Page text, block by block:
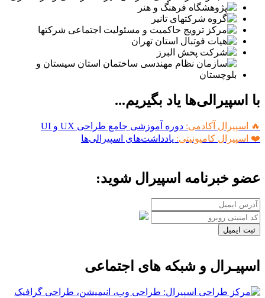
با اسپیرالی‌ها یاد بگیریم...
🔥 اسپیرال آکادمی: دوره آموزشی جامع طراحی UX و UI
❤️ اسپیرال کامیونیتی: یادداشت‌های اسپیرالی‌ها
عضو خبرنامه اسپیرال شوید:
ثبت ایمیل
اسپیـرال و شبکه های اجتماعی